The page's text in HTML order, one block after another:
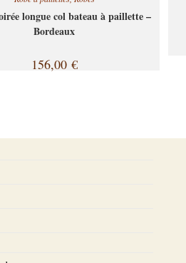
longue col bateau à paillette –
Bordeaux
156,00 €